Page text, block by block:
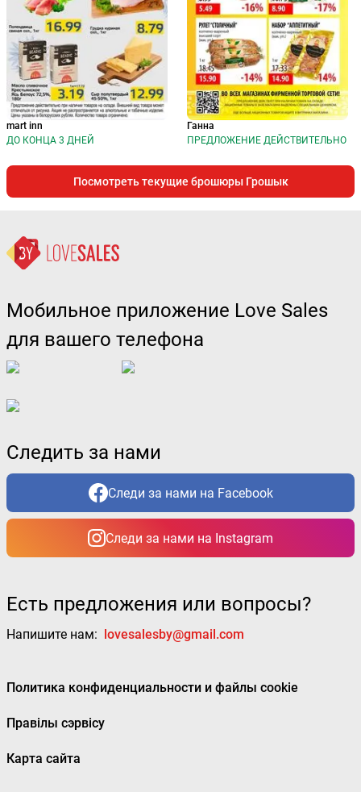
mart inn
ДО КОНЦА 3 ДНЕЙ
Ганна
ПРЕДЛОЖЕНИЕ ДЕЙСТВИТЕЛЬНО
Посмотреть текущие брошюры Грошык
Мобильное приложение Love Sales
для вашего телефона
Следить за нами
Следи за нами на Facebook
Следи за нами на Instagram
Есть предложения или вопросы?
Напишите нам: lovesalesby@gmail.com
Политика конфиденциальности и файлы cookie
Правілы сэрвісу
Карта сайта